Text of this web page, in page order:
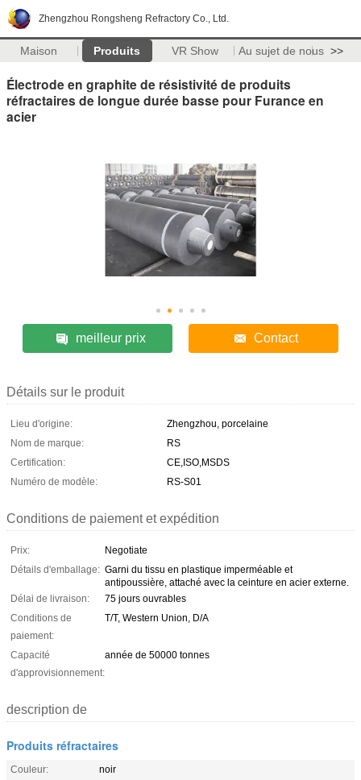
Zhengzhou Rongsheng Refractory Co., Ltd.
Maison Produits VR Show Au sujet de nous >>
Électrode en graphite de résistivité de produits
réfractaires de longue durée basse pour Furance en
acier
meilleur prix Contact
Détails sur le produit
Lieu d'origine:
Zhengzhou, porcelaine
Nom de marque:
RS
Certification:
CE,ISO,MSDS
Numéro de modèle:
RS-S01
Conditions de paiement et expédition
Prix:
Negotiate
Détails d'emballage: Garni du tissu en plastique imperméable et
antipoussière, attaché avec la ceinture en acier externe.
Délai de livraison:
75 jours ouvrables
Conditions de
paiement:
T/T, Western Union, D/A
Capacité
d'approvisionnement:
année de 50000 tonnes
description de
Produits réfractaires
Couleur:
noir